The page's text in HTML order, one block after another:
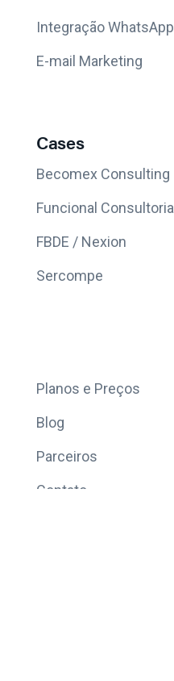
Integração WhatsApp
E-mail Marketing
Cases
Becomex Consulting
Funcional Consultoria
FBDE / Nexion
Sercompe
Planos e Preços
Blog
Parceiros
Contato